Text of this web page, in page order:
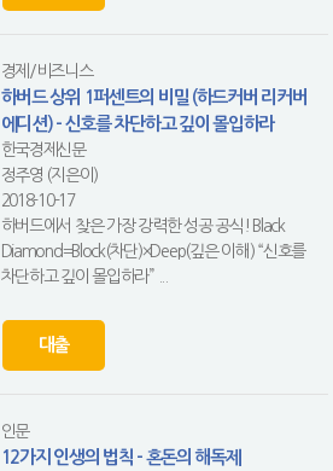
경제/비즈니스
하버드 상위 1퍼센트의 비밀 (하드커버 리커버
에디션) - 신호를 차단하고 깊이 몰입하라
한국경제신문
정주영 (지은이)
2018-10-17
하버드에서 찾은 가장 강력한 성공 공식! Black
Diamond=Block(차단)×Deep(깊은 이해) “신호를
차단하고 깊이 몰입하라” ...
대출
인문
12가지 인생의 법칙 - 혼돈의 해독제